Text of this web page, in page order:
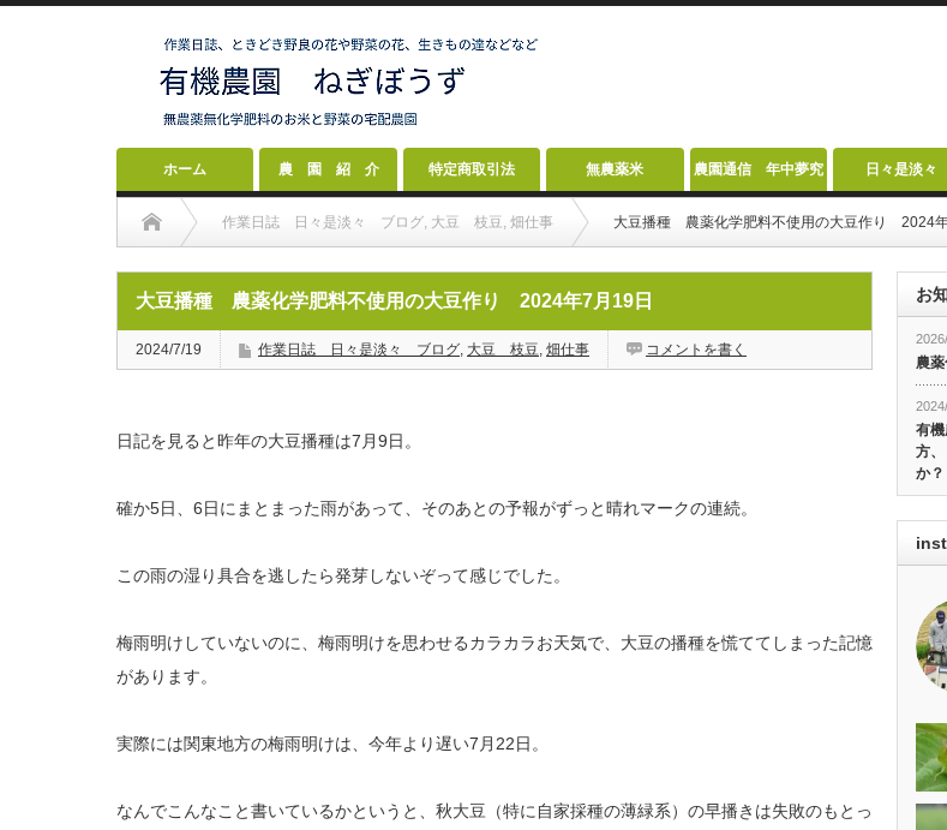
ホーム 農 園 紹 介 特定商取引法 無農薬米 農園通信 年中夢究 日々是淡々
作業日誌 日々是淡々 ブログ, 大豆 枝豆, 畑仕事 大豆播種 農薬化学肥料不使用の大豆作り 2024
大豆播種 農薬化学肥料不使用の大豆作り 2024年7月19日
2024/7/19 作業日誌 日々是淡々 ブログ, 大豆 枝豆, 畑仕事 コメントを書く
日記を見ると昨年の大豆播種は7月9日。
確か5日、6日にまとまった雨があって、そのあとの予報がずっと晴れマークの連続。
この雨の湿り具合を逃したら発芽しないぞって感じでした。
梅雨明けしていないのに、梅雨明けを思わせるカラカラお天気で、大豆の播種を慌ててしまった記憶
があります。
実際には関東地方の梅雨明けは、今年より遅い7月22日。
なんでこんなこと書いているかというと、秋大豆（特に自家採種の薄緑系）の早播きは失敗のもとっ
お
農
有
方
か？